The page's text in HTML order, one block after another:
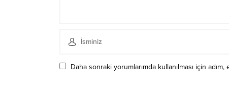
Daha sonraki yorumlarımda kullanılması için